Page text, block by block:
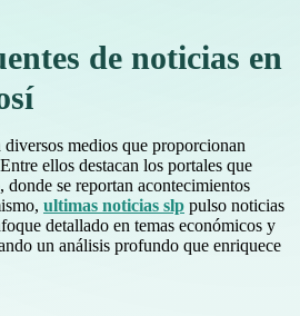
de noticias en
medios que proporcionan
ellos destacan los portales que
se reportan acontecimientos
ultimas noticias slp pulso noticias
detallado en temas económicos y
un análisis profundo que enriquece